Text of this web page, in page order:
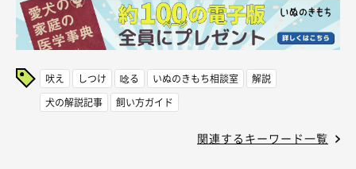
吠え しつけ 唸る いぬのきもち相談室
解説
犬の解説記事
飼い方ガイド
関連するキーワード一覧